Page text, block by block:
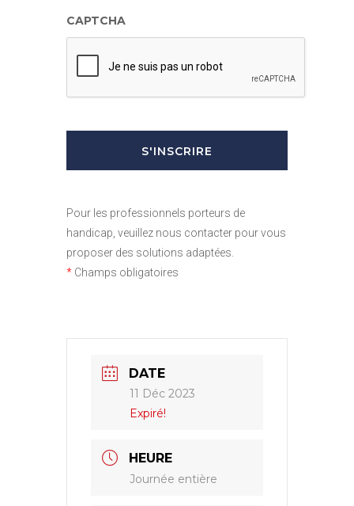
CAPTCHA
Pour les professionnels porteurs de
handicap, veuillez nous contacter pour vous
proposer des solutions adaptées.
* Champs obligatoires
DATE
11 Déc 2023
Expiré!
HEURE
Journée entière